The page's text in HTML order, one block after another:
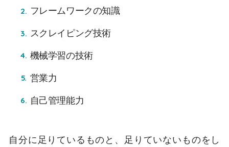
フレームワークの知識
スクレイピング技術
機械学習の技術
営業力
自己管理能力
自分に足りているものと、足りていないものをし